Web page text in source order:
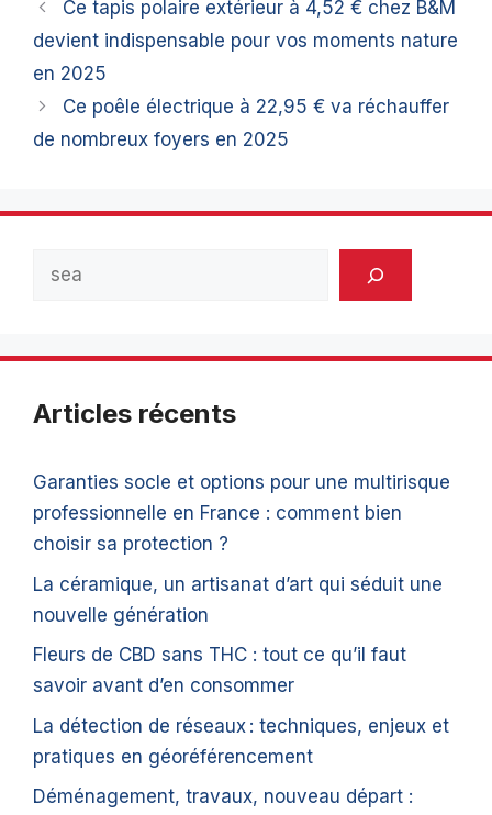
Ce tapis polaire extérieur à 4,52 € chez B&M
devient indispensable pour vos moments nature
en 2025
Ce poêle électrique à 22,95 € va réchauffer
de nombreux foyers en 2025
Articles récents
Garanties socle et options pour une multirisque
professionnelle en France : comment bien
choisir sa protection ?
La céramique, un artisanat d’art qui séduit une
nouvelle génération
Fleurs de CBD sans THC : tout ce qu’il faut
savoir avant d’en consommer
La détection de réseaux : techniques, enjeux et
pratiques en géoréférencement
Déménagement, travaux, nouveau départ :